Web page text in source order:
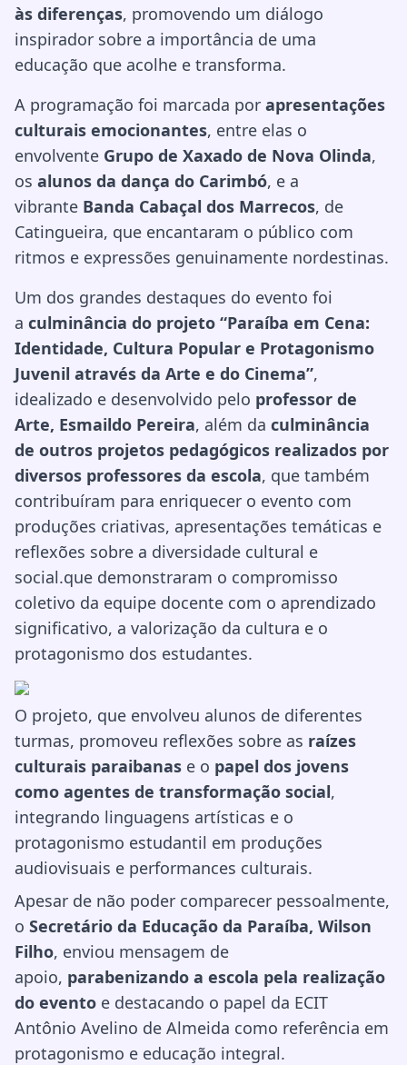
às diferenças, promovendo um diálogo
inspirador sobre a importância de uma
educação que acolhe e transforma.
A programação foi marcada por apresentações
culturais emocionantes, entre elas o
envolvente Grupo de Xaxado de Nova Olinda,
os alunos da dança do Carimbó, e a
vibrante Banda Cabaçal dos Marrecos, de
Catingueira, que encantaram o público com
ritmos e expressões genuinamente nordestinas.
Um dos grandes destaques do evento foi
a culminância do projeto “Paraíba em Cena:
Identidade, Cultura Popular e Protagonismo
Juvenil através da Arte e do Cinema”,
idealizado e desenvolvido pelo professor de
Arte, Esmaildo Pereira, além da culminância
de outros projetos pedagógicos realizados por
diversos professores da escola, que também
contribuíram para enriquecer o evento com
produções criativas, apresentações temáticas e
reflexões sobre a diversidade cultural e
social.que demonstraram o compromisso
coletivo da equipe docente com o aprendizado
significativo, a valorização da cultura e o
protagonismo dos estudantes.
O projeto, que envolveu alunos de diferentes
turmas, promoveu reflexões sobre as raízes
culturais paraibanas e o papel dos jovens
como agentes de transformação social,
integrando linguagens artísticas e o
protagonismo estudantil em produções
audiovisuais e performances culturais.
Apesar de não poder comparecer pessoalmente,
o Secretário da Educação da Paraíba, Wilson
Filho, enviou mensagem de
apoio, parabenizando a escola pela realização
do evento e destacando o papel da ECIT
Antônio Avelino de Almeida como referência em
protagonismo e educação integral.